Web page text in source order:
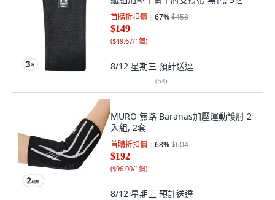
首購折扣價 67%$458
$149
($49.67/1個)
8/12 星期三 預計送達
(54)
MURO 無路 Baranas加壓運動護肘 2
入組, 2套
首購折扣價 68%$604
$192
($96.00/1個)
8/12 星期三 預計送達